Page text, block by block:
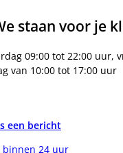
staan voor je
09:00 tot 22:00 uur,
van 10:00 tot 17:00 uur
een bericht
binnen 24 uur